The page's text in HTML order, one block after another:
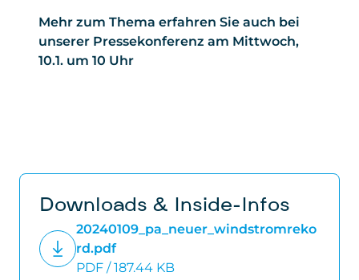
Mehr zum Thema erfahren Sie auch bei
unserer Pressekonferenz am Mittwoch,
10.1. um 10 Uhr
Downloads & Inside-Infos
20240109_pa_neuer_windstromreko
rd.pdf
PDF / 187.44 KB
Gesetzt von: Microsoft Corporation
Privacy Policy
https://www.microsoft.com/de-